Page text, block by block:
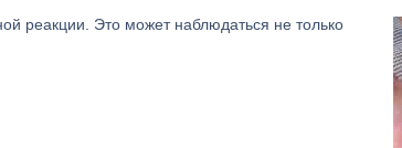
реакции. Это может наблюдаться не только